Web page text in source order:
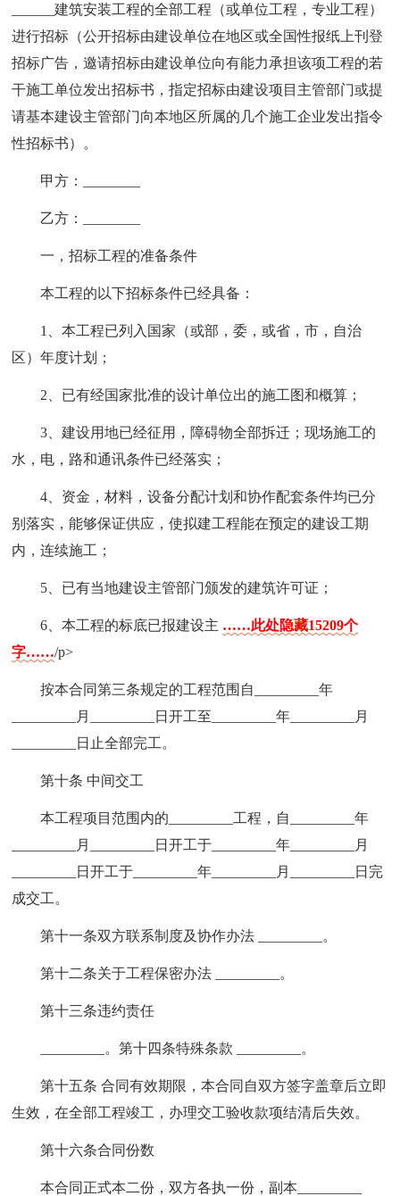
______建筑安装工程的全部工程（或单位工程，专业工程）
进行招标（公开招标由建设单位在地区或全国性报纸上刊登
招标广告，邀请招标由建设单位向有能力承担该项工程的若
干施工单位发出招标书，指定招标由建设项目主管部门或提
请基本建设主管部门向本地区所属的几个施工企业发出指令
性招标书）。
甲方：________
乙方：________
一，招标工程的准备条件
本工程的以下招标条件已经具备：
1、本工程已列入国家（或部，委，或省，市，自治
区）年度计划；
2、已有经国家批准的设计单位出的施工图和概算；
3、建设用地已经征用，障碍物全部拆迁；现场施工的
水，电，路和通讯条件已经落实；
4、资金，材料，设备分配计划和协作配套条件均已分
别落实，能够保证供应，使拟建工程能在预定的建设工期
内，连续施工；
5、已有当地建设主管部门颁发的建筑许可证；
6、本工程的标底已报建设主 ……此处隐藏15209个
字……/p>
按本合同第三条规定的工程范围自_________年
_________月_________日开工至_________年_________月
_________日止全部完工。
第十条 中间交工
本工程项目范围内的_________工程，自_________年
_________月_________日开工于_________年_________月
_________日开工于_________年_________月_________日完
成交工。
第十一条双方联系制度及协作办法 _________。
第十二条关于工程保密办法 _________。
第十三条违约责任
_________。第十四条特殊条款 _________。
第十五条 合同有效期限，本合同自双方签字盖章后立即
生效，在全部工程竣工，办理交工验收款项结清后失效。
第十六条合同份数
本合同正式本二份，双方各执一份，副本_________